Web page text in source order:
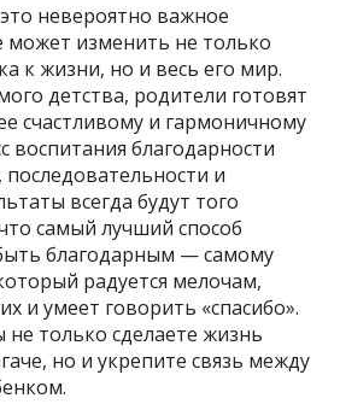
невероятно важное
может изменить не только
к жизни, но и весь его мир.
детства, родители готовят
счастливому и гармоничному
воспитания благодарности
последовательности и
всегда будут того
самый лучший способ
благодарным — самому
радуется мелочам,
и умеет говорить «спасибо».
только сделаете жизнь
но и укрепите связь между